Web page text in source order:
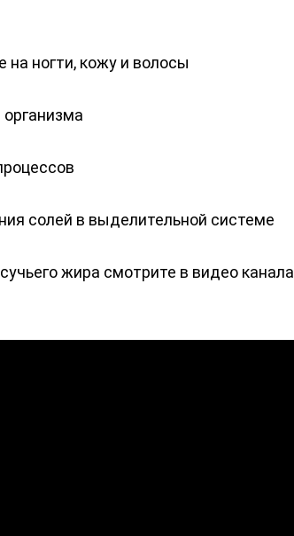
на ногти, кожу и волосы
солей в выделительной системе
жира смотрите в видео канала